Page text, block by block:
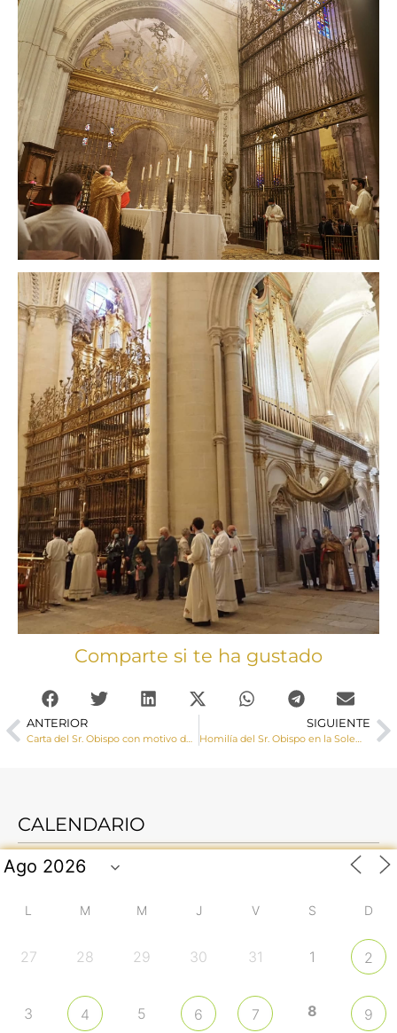
Comparte si te ha gustado
ANTERIOR
Carta del Sr. Obispo con motivo de la Solemnidad del Corpus Christi
SIGUIENTE
Homilía del Sr. Obispo en la Solemnidad del Corpus Christi
CALENDARIO
L M M J V S D
27 28 29 30 31 1 2
3 4 5 6 7 8 9